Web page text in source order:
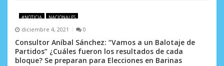
#NOTICIA NACIONALES
diciembre 4, 2021 0
Consultor Aníbal Sánchez: “Vamos a un Balotaje de
Partidos” ¿Cuáles fueron los resultados de cada
bloque? Se preparan para Elecciones en Barinas